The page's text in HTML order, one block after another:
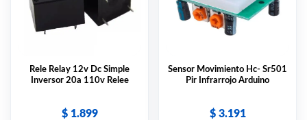
Rele Relay 12v Dc Simple
Inversor 20a 110v Relee
$1.899
Sensor Movimiento Hc- Sr501
Pir Infrarrojo Arduino
$3.191